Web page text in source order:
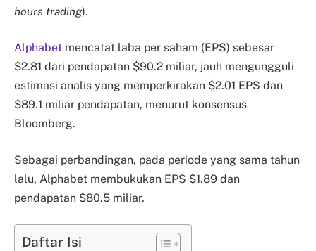
hours trading).
Alphabet mencatat laba per saham (EPS) sebesar
$2.81 dari pendapatan $90.2 miliar, jauh mengungguli
estimasi analis yang memperkirakan $2.01 EPS dan
$89.1 miliar pendapatan, menurut konsensus
Bloomberg.
Sebagai perbandingan, pada periode yang sama tahun
lalu, Alphabet membukukan EPS $1.89 dan
pendapatan $80.5 miliar.
Daftar Isi